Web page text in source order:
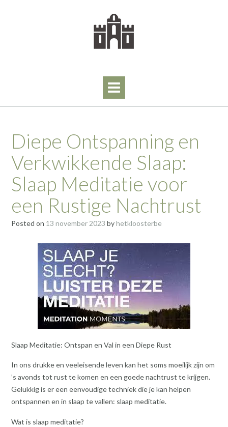
Diepe Ontspanning en
Verkwikkende Slaap:
Slaap Meditatie voor
een Rustige Nachtrust
Posted on 13 november 2023 byhetkloosterbe
Slaap Meditatie: Ontspan en Val in een Diepe Rust
In ons drukke en veeleisende leven kan het soms moeilijk zijn om
’s avonds tot rust te komen en een goede nachtrust te krijgen.
Gelukkig is er een eenvoudige techniek die je kan helpen
ontspannen en in slaap te vallen: slaap meditatie.
Wat is slaap meditatie?